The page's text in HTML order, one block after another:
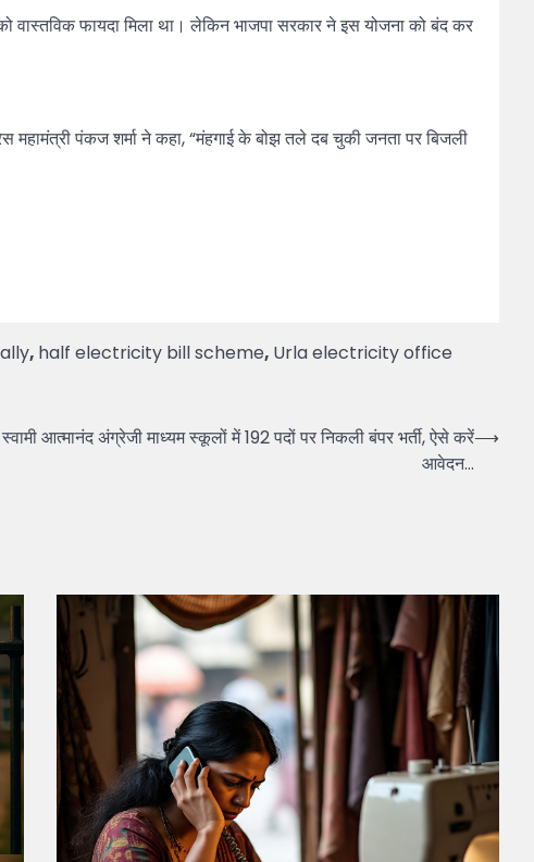
फायदा मिला था। लेकिन भाजपा सरकार ने इस योजना को बंद कर
महामंत्री पंकज शर्मा ने कहा, “मंहगाई के बोझ तले दब चुकी जनता पर बिजली
, half electricity bill scheme, Urla electricity office
आत्मानंद अंग्रेजी माध्यम स्कूलों में 192 पदों पर निकली बंपर भर्ती, ऐसे करें
आवेदन…
⟶